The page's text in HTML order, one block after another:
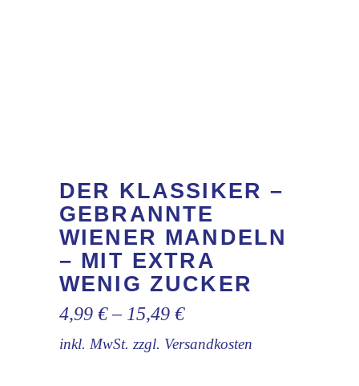
DER KLASSIKER –
GEBRANNTE
WIENER MANDELN
– MIT EXTRA
WENIG ZUCKER
4,99 €– 15,49 €
inkl. MwSt. zzgl. Versandkosten